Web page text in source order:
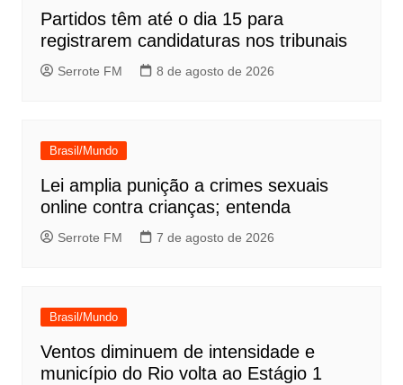
Partidos têm até o dia 15 para
registrarem candidaturas nos tribunais
Serrote FM 8 de agosto de 2026
Brasil/Mundo
Lei amplia punição a crimes sexuais
online contra crianças; entenda
Serrote FM 7 de agosto de 2026
Brasil/Mundo
Ventos diminuem de intensidade e
município do Rio volta ao Estágio 1